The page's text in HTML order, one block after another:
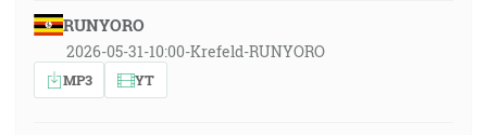
RUNYORO
2026-05-31-10:00-Krefeld-RUNYORO
MP3 YT